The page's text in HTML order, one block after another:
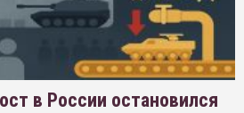
в России остановился